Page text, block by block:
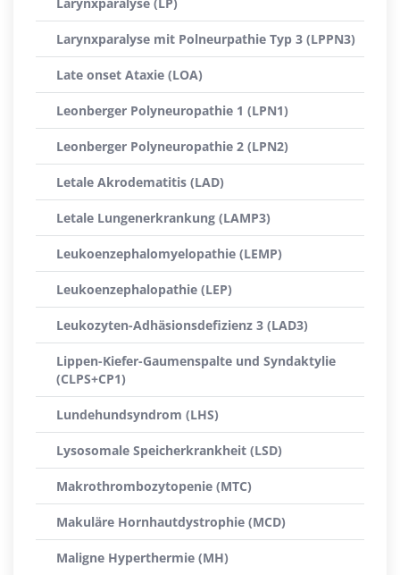
Larynxparalyse mit Polneurpathie Typ 3 (LPPN3)
Late onset Ataxie (LOA)
Leonberger Polyneuropathie 1 (LPN1)
Leonberger Polyneuropathie 2 (LPN2)
Letale Akrodematitis (LAD)
Letale Lungenerkrankung (LAMP3)
Leukoenzephalomyelopathie (LEMP)
Leukoenzephalopathie (LEP)
Leukozyten-Adhäsionsdefizienz 3 (LAD3)
Lippen-Kiefer-Gaumenspalte und Syndaktylie
(CLPS+CP1)
Lundehundsyndrom (LHS)
Lysosomale Speicherkrankheit (LSD)
Makrothrombozytopenie (MTC)
Makuläre Hornhautdystrophie (MCD)
Maligne Hyperthermie (MH)